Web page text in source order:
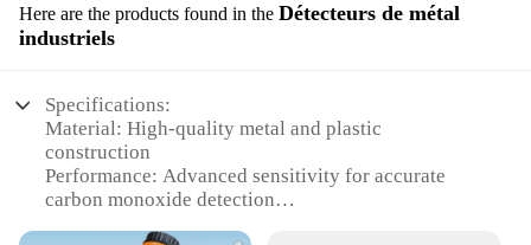
Here are the products found in the Détecteurs de métal
industriels
Specifications:
Material: High-quality metal and plastic
construction
Performance: Advanced sensitivity for accurate
carbon monoxide detection